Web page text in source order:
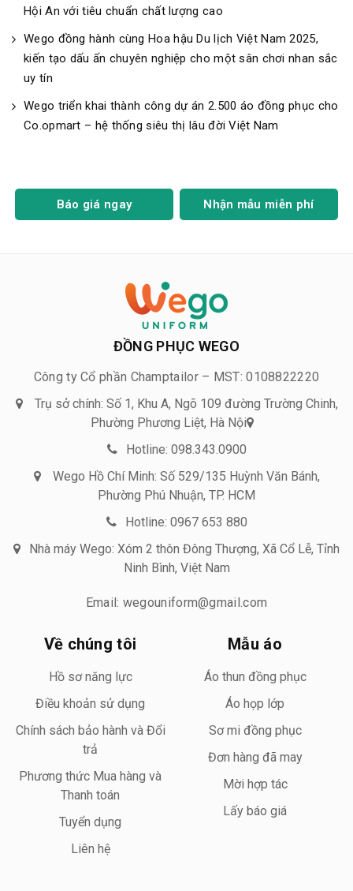
Hội An với tiêu chuẩn chất lượng cao
Wego đồng hành cùng Hoa hậu Du lịch Việt Nam 2025,
kiến tạo dấu ấn chuyên nghiệp cho một sân chơi nhan sắc
uy tín
Wego triển khai thành công dự án 2.500 áo đồng phục cho
Co.opmart – hệ thống siêu thị lâu đời Việt Nam
Báo giá ngay Nhận mẫu miễn phí
ĐỒNG PHỤC WEGO
Công ty Cổ phần Champtailor – MST: 0108822220
Trụ sở chính: Số 1, Khu A, Ngõ 109 đường Trường Chinh,
Phường Phương Liệt, Hà Nội
Hotline: 098.343.0900
Wego Hồ Chí Minh: Số 529/135 Huỳnh Văn Bánh,
Phường Phú Nhuận, TP. HCM
Hotline: 0967 653 880
Nhà máy Wego: Xóm 2 thôn Đông Thượng, Xã Cổ Lễ, Tỉnh
Ninh Bình, Việt Nam
Email: wegouniform@gmail.com
Về chúng tôi
Hồ sơ năng lực
Điều khoản sử dụng
Chính sách bảo hành và Đổi
trả
Phương thức Mua hàng và
Thanh toán
Tuyển dụng
Liên hệ
Mẫu áo
Áo thun đồng phục
Áo họp lớp
Sơ mi đồng phục
Đơn hàng đã may
Mời hợp tác
Lấy báo giá